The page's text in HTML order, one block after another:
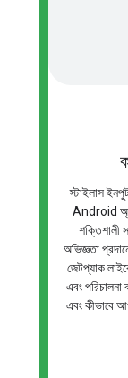
স্টাইলাস
Android
শক্তিশালী
অভিজ্ঞতা
জেটপ্যাক
এবং
এবং কীভাবে